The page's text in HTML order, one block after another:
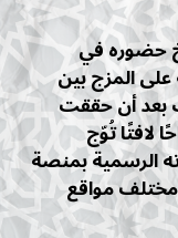
حضوره في
على المزج بين
بعد أن حققت
لافتًا تُوّج
الرسمية بمنصة
مواقع